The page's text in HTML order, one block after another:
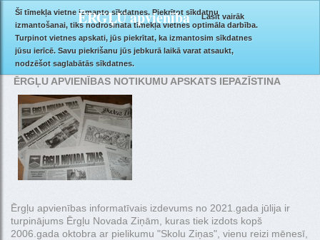
Šī tīmekļa vietne izmanto sīkdatnes. Piekrītot sīkdatņu
izmantošanai, tiks nodrošināta tīmekļa vietnes optimāla darbība.
Turpinot vietnes apskati, jūs piekrītat, ka izmantosim sīkdatnes
jūsu ierīcē. Savu piekrišanu jūs jebkurā laikā varat atsaukt,
nodzēšot saglabātās sīkdatnes.
Lasīt vairāk
ĒRGĻU apvienība
ĒRGĻU APVIENĪBAS NOTIKUMU APSKATS
ĒRGĻU APVIENĪBAS NOTIKUMU APSKATS IEPAZĪSTINA
Ērgļu apvienības informatīvais izdevums no 2021.gada jūlija ir
turpinājums Ērgļu Novada Ziņām, kuras tiek izdots kopš
2006.gada oktobra ar pielikumu "Skolu Ziņas", vienu reizi mēnesī,